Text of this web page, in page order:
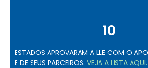
10
ESTADOS APROVARAM A LLE COM O
E DE SEUS PARCEIROS. VEJA A LISTA AQUI.